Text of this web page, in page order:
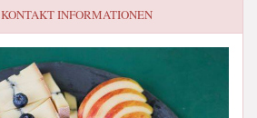
KONTAKT INFORMATIONEN